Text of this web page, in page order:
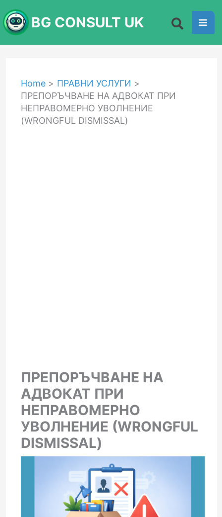
to
content
BG CONSULT UK
Home
ПРАВНИ УСЛУГИ
ПРЕПОРЪЧВАНЕ НА АДВОКАТ ПРИ
НЕПРАВОМЕРНО УВОЛНЕНИЕ
(WRONGFUL DISMISSAL)
ПРЕПОРЪЧВАНЕ НА
АДВОКАТ ПРИ
НЕПРАВОМЕРНО
УВОЛНЕНИЕ (WRONGFUL
DISMISSAL)